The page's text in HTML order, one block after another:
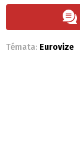
Témata: Eurovize